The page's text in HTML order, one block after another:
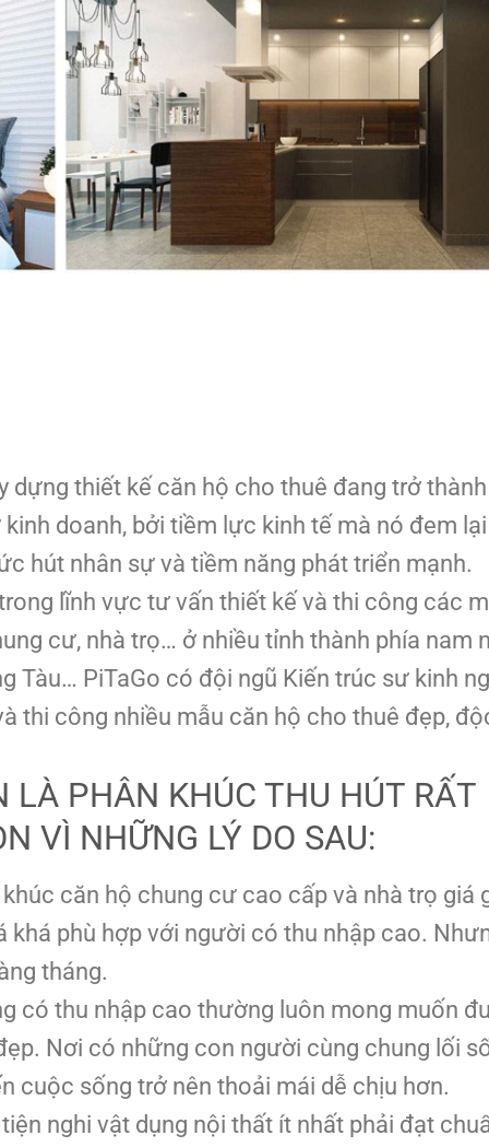
dựng thiết kế căn hộ cho thuê đang trở
doanh, bởi tiềm lực kinh tế mà nó đem
hút nhân sự và tiềm năng phát triển mạnh.
lĩnh vực tư vấn thiết kế và thi công các
cư, nhà trọ… ở nhiều tỉnh thành phía nam
Tàu… PiTaGo có đội ngũ Kiến trúc sư kinh
thi công nhiều mẫu căn hộ cho thuê đẹp,
LÀ PHÂN KHÚC THU HÚT RẤT
VÌ NHỮNG LÝ DO SAU:
căn hộ chung cư cao cấp và nhà trọ giá
phù hợp với người có thu nhập cao.
tháng.
có thu nhập cao thường luôn mong muốn
Nơi có những con người cùng chung lối
cuộc sống trở nên thoải mái dễ chịu hơn.
nghi vật dụng nội thất ít nhất phải đạt